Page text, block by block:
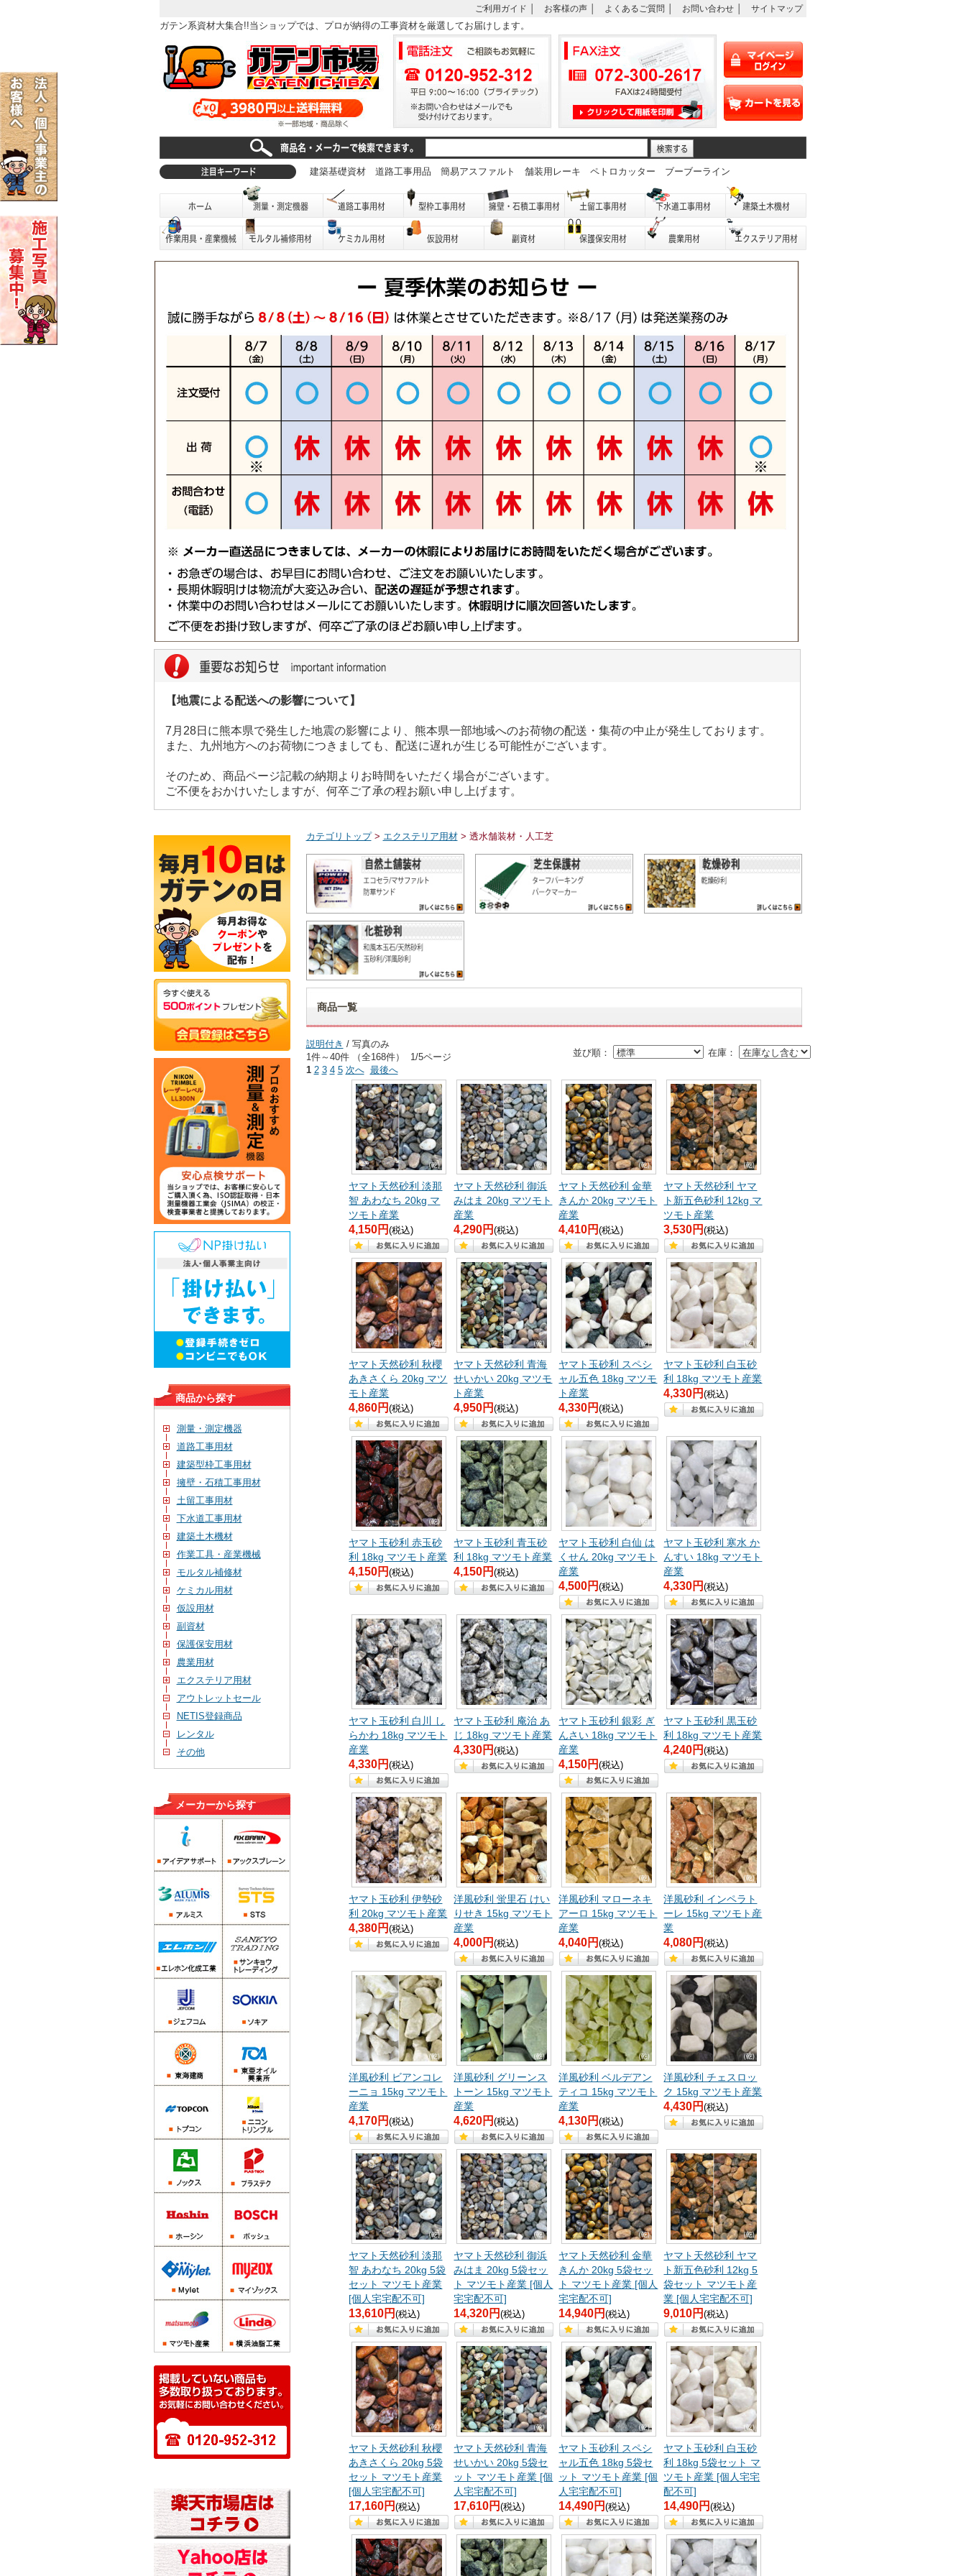
ご利用ガイド お客様の声 よくあるご質問 お問い合わせ サイトマップ
ガテン系資材大集合!!当ショップでは、プロが納得の工事資材を厳選してお届けします。
建築基礎資材 道路工事用品 簡易アスファルト 舗装用レーキ ペトロカッター ブーブーライン
【地震による配送への影響について】
7月28日に熊本県で発生した地震の影響により、熊本県一部地域へのお荷物の配送・集荷の中止が発生しております。
また、九州地方へのお荷物につきましても、配送に遅れが生じる可能性がございます。
そのため、商品ページ記載の納期よりお時間をいただく場合がございます。
ご不便をおかけいたしますが、何卒ご了承の程お願い申し上げます。
商品から探す
測量・測定機器
道路工事用材
建築型枠工事用材
擁壁・石積工事用材
土留工事用材
下水道工事用材
建築土木機材
作業工具・産業機械
モルタル補修材
ケミカル用材
仮設用材
副資材
保護保安用材
農業用材
エクステリア用材
アウトレットセール
NETIS登録商品
レンタル
その他
メーカーから探す
カテゴリトップ> エクステリア用材> 透水舗装材・人工芝
商品一覧
在庫：
並び順：
説明付き / 写真のみ
1件～40件 （全168件） 1/5ページ
1 2 3 4 5 次へ 最後へ
ヤマト天然砂利 淡那
智 あわなち 20kg マ
ツモト産業
4,150円(税込)
ヤマト天然砂利 御浜
みはま 20kg マツモト
産業
4,290円(税込)
ヤマト天然砂利 金華
きんか 20kg マツモト
産業
4,410円(税込)
ヤマト天然砂利 ヤマ
ト新五色砂利 12kg マ
ツモト産業
3,530円(税込)
ヤマト天然砂利 秋櫻
あきさくら 20kg マツ
モト産業
4,860円(税込)
ヤマト天然砂利 青海
せいかい 20kg マツモ
ト産業
4,950円(税込)
ヤマト玉砂利 スペシ
ャル五色 18kg マツモ
ト産業
4,330円(税込)
ヤマト玉砂利 白玉砂
利 18kg マツモト産業
4,330円(税込)
ヤマト玉砂利 赤玉砂
利 18kg マツモト産業
4,150円(税込)
ヤマト玉砂利 青玉砂
利 18kg マツモト産業
4,150円(税込)
ヤマト玉砂利 白仙 は
くせん 20kg マツモト
産業
4,500円(税込)
ヤマト玉砂利 寒水 か
んすい 18kg マツモト
産業
4,330円(税込)
ヤマト玉砂利 白川 し
らかわ 18kg マツモト
産業
4,330円(税込)
ヤマト玉砂利 庵治 あ
じ 18kg マツモト産業
4,330円(税込)
ヤマト玉砂利 銀彩 ぎ
んさい 18kg マツモト
産業
4,150円(税込)
ヤマト玉砂利 黒玉砂
利 18kg マツモト産業
4,240円(税込)
ヤマト玉砂利 伊勢砂
利 20kg マツモト産業
4,380円(税込)
洋風砂利 蛍里石 けい
りせき 15kg マツモト
産業
4,000円(税込)
洋風砂利 マローネキ
アーロ 15kg マツモト
産業
4,040円(税込)
洋風砂利 インペラト
ーレ 15kg マツモト産
業
4,080円(税込)
洋風砂利 ビアンコレ
ーニョ 15kg マツモト
産業
4,170円(税込)
洋風砂利 グリーンス
トーン 15kg マツモト
産業
4,620円(税込)
洋風砂利 ベルデアン
ティコ 15kg マツモト
産業
4,130円(税込)
洋風砂利 チェスロッ
ク 15kg マツモト産業
4,430円(税込)
ヤマト天然砂利 淡那
智 あわなち 20kg 5袋
セット マツモト産業
[個人宅宅配不可]
13,610円(税込)
ヤマト天然砂利 御浜
みはま 20kg 5袋セッ
ト マツモト産業 [個人
宅宅配不可]
14,320円(税込)
ヤマト天然砂利 金華
きんか 20kg 5袋セッ
ト マツモト産業 [個人
宅宅配不可]
14,940円(税込)
ヤマト天然砂利 ヤマ
ト新五色砂利 12kg 5
袋セット マツモト産
業 [個人宅宅配不可]
9,010円(税込)
ヤマト天然砂利 秋櫻
あきさくら 20kg 5袋
セット マツモト産業
[個人宅宅配不可]
17,160円(税込)
ヤマト天然砂利 青海
せいかい 20kg 5袋セ
ット マツモト産業 [個
人宅宅配不可]
17,610円(税込)
ヤマト玉砂利 スペシ
ャル五色 18kg 5袋セ
ット マツモト産業 [個
人宅宅配不可]
14,490円(税込)
ヤマト玉砂利 白玉砂
利 18kg 5袋セット マ
ツモト産業 [個人宅宅
配不可]
14,490円(税込)